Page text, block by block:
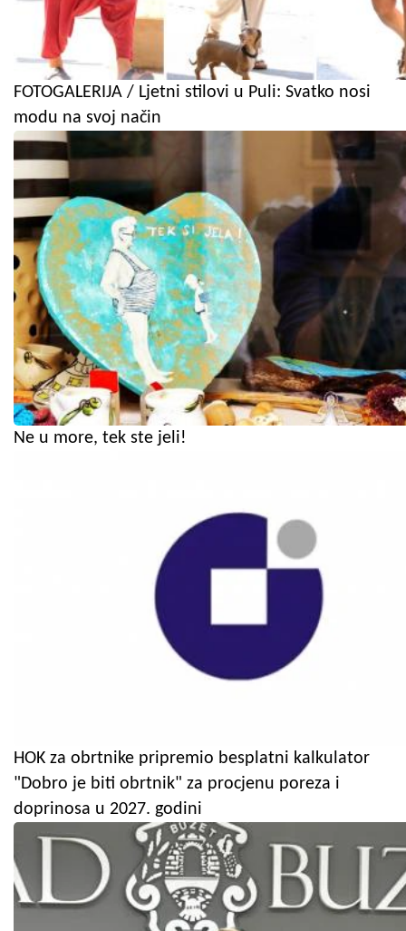
FOTOGALERIJA / Ljetni stilovi u Puli: Svatko nosi
modu na svoj način
Ne u more, tek ste jeli!
HOK za obrtnike pripremio besplatni kalkulator
"Dobro je biti obrtnik" za procjenu poreza i
doprinosa u 2027. godini